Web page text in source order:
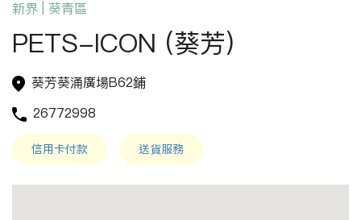
新界 | 葵青區
PETS-ICON (葵芳)
葵芳葵涌廣場B62鋪
26772998
信用卡付款 送貨服務